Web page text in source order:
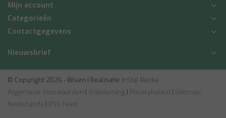
Mijn account
Categorieën
Contactgegevens
Nieuwsbrief
© Copyright 2026 - Bilsen | Realisatie InStijl Media
Algemene Voorwaarden | Vrijtekening | Privacybeleid | Sitemap:
Nederlands | RSS Feed